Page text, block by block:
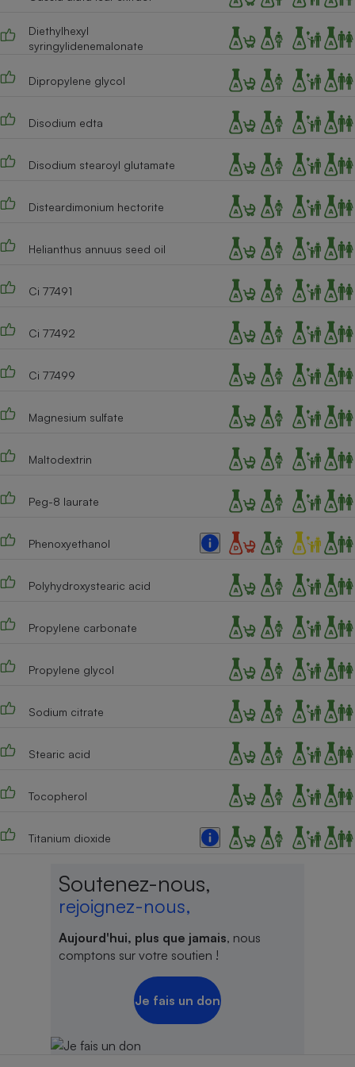
Diethylhexyl
syringylidenemalonate
Dipropylene glycol
Disodium edta
Disodium stearoyl glutamate
Disteardimonium hectorite
Helianthus annuus seed oil
Ci 77491
Ci 77492
Ci 77499
Magnesium sulfate
Maltodextrin
Peg-8 laurate
Phenoxyethanol
Polyhydroxystearic acid
Propylene carbonate
Propylene glycol
Sodium citrate
Stearic acid
Tocopherol
Titanium dioxide
Soutenez-nous,
rejoignez-nous,
Aujourd'hui, plus que jamais, nous
comptons sur votre soutien !
Je fais un don